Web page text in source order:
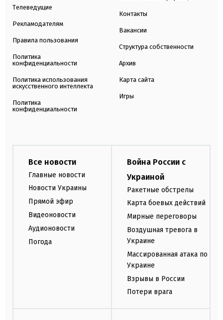
Телеведущие
Рекламодателям
Правила пользования
Политика
конфиденциальности
Политика использования
искусственного интеллекта
Политика
конфиденциальности
Контакты
Вакансии
Структура собственности
Архив
Карта сайта
Игры
Все новости
Главные новости
Новости Украины
Прямой эфир
Видеоновости
Аудионовости
Погода
Война России с
Украиной
Ракетные обстрелы
Карта боевых действий
Мирные переговоры
Воздушная тревога в
Украине
Массированная атака по
Украине
Взрывы в России
Потери врага